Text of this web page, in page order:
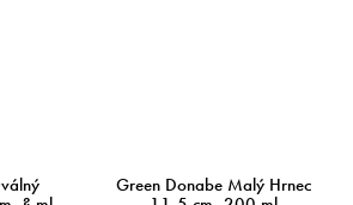
Green Donabe Malý Hrnec